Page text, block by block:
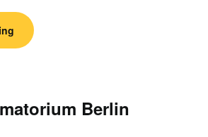
Berlin